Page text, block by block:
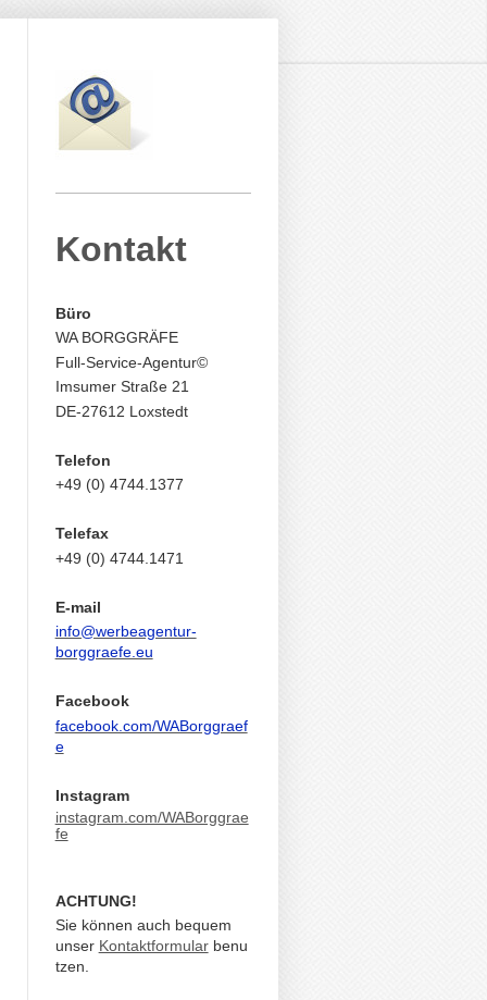
Kontakt
Büro
WA BORGGRÄFE
Full-Service-Agentur©
Imsumer Straße 21
DE-27612 Loxstedt
Telefon
+49 (0) 4744.1377
Telefax
+49 (0) 4744.1471
E-mail
info@werbeagentur-
borggraefe.eu
Facebook
facebook.com/WABorggraef
e
Instagram
instagram.com/WABorggrae
fe
ACHTUNG!
Sie können auch bequem
unser Kontaktformular benu
tzen.